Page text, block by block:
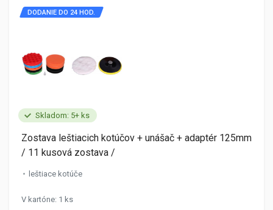
Skladom: 5+ ks
DODANIE DO 24 HOD.
Zostava leštiacich kotúčov + unášač + adaptér 125mm
/ 11 kusová zostava /
leštiace kotúče
V kartóne: 1 ks